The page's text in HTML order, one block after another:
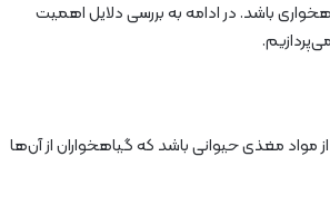
باشد. در ادامه به بررسی دلایل اهمیت
مواد مغذی حیوانی باشد که گیاهخواران از آن‌ها